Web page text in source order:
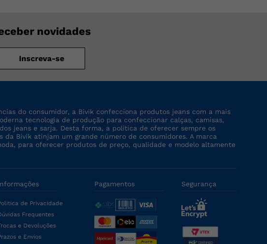
novidades
Inscreva-se
do consumidor, a Bivik confecciona produtos jeans com a mais
tecnologia de produção para confeccionar calças, camisas,
jeans e sarja. Desta forma, a política de oferecer sempre os
Bivik atinjam um grande número de consumidores. A marca
para oferecer produtos de preço, qualidade e modelo altamente
de Privacidade
Frequentes
e Devoluções
e Envios
Pagamentos Segurança